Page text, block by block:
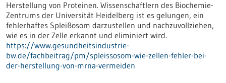
Herstellung von Proteinen. Wissenschaftlern des Biochemie-
Zentrums der Universität Heidelberg ist es gelungen, ein
fehlerhaftes Spleißosom darzustellen und nachzuvollziehen,
wie es in der Zelle erkannt und eliminiert wird.
https://www.gesundheitsindustrie-
bw.de/fachbeitrag/pm/spleissosom-wie-zellen-fehler-bei-
der-herstellung-von-mrna-vermeiden